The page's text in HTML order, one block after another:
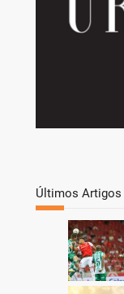
Últimos Artigos